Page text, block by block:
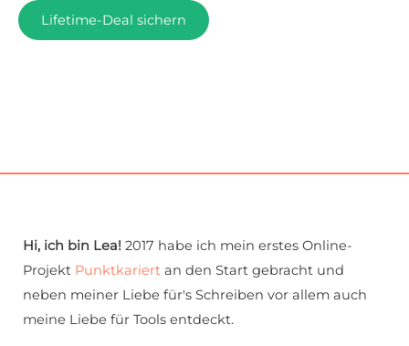
Lifetime-Deal sichern
Hi, ich bin Lea! 2017 habe ich mein erstes Online-
Projekt Punktkariert an den Start gebracht und
neben meiner Liebe für's Schreiben vor allem auch
meine Liebe für Tools entdeckt.